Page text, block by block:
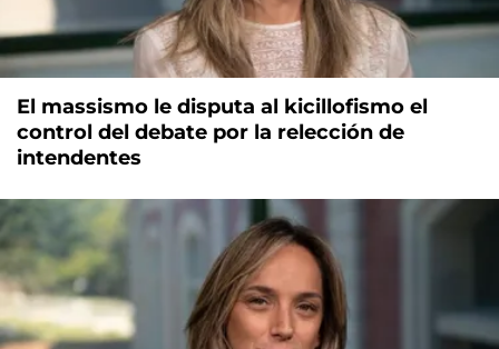
El massismo le disputa al kicillofismo el
control del debate por la relección de
intendentes